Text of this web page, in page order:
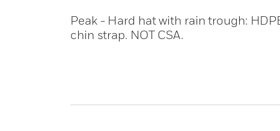
Peak - Hard hat with rain trough:
chin strap. NOT CSA.